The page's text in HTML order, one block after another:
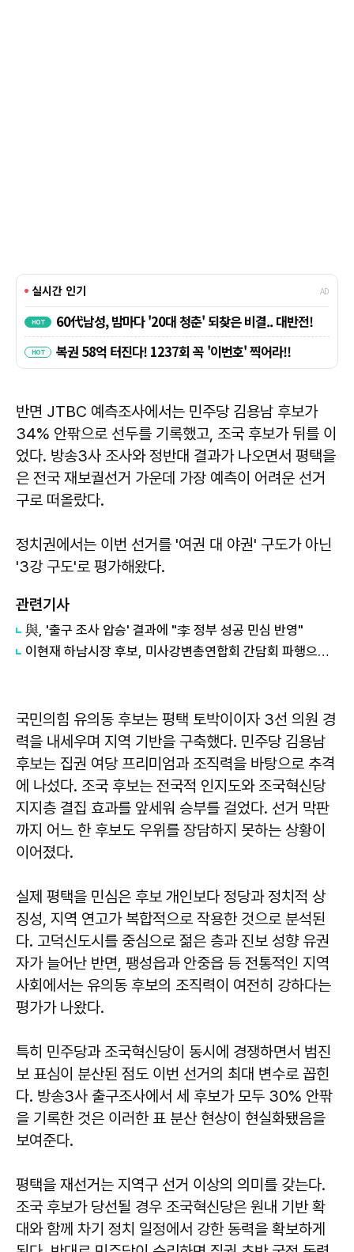
반면 JTBC 예측조사에서는 민주당 김용남 후보가
34% 안팎으로 선두를 기록했고, 조국 후보가 뒤를 이
었다. 방송3사 조사와 정반대 결과가 나오면서 평택을
은 전국 재보궐선거 가운데 가장 예측이 어려운 선거
구로 떠올랐다.
정치권에서는 이번 선거를 '여권 대 야권' 구도가 아닌
'3강 구도'로 평가해왔다.
관련기사
與, '출구 조사 압승' 결과에 "李 정부 성공 민심 반영"
이현재 하남시장 후보, 미사강변총연합회 간담회 파행으로 혼자 1시간 30분 주민 건의 청취
국민의힘 유의동 후보는 평택 토박이이자 3선 의원 경
력을 내세우며 지역 기반을 구축했다. 민주당 김용남
후보는 집권 여당 프리미엄과 조직력을 바탕으로 추격
에 나섰다. 조국 후보는 전국적 인지도와 조국혁신당
지지층 결집 효과를 앞세워 승부를 걸었다. 선거 막판
까지 어느 한 후보도 우위를 장담하지 못하는 상황이
이어졌다.
실제 평택을 민심은 후보 개인보다 정당과 정치적 상
징성, 지역 연고가 복합적으로 작용한 것으로 분석된
다. 고덕신도시를 중심으로 젊은 층과 진보 성향 유권
자가 늘어난 반면, 팽성읍과 안중읍 등 전통적인 지역
사회에서는 유의동 후보의 조직력이 여전히 강하다는
평가가 나왔다.
특히 민주당과 조국혁신당이 동시에 경쟁하면서 범진
보 표심이 분산된 점도 이번 선거의 최대 변수로 꼽힌
다. 방송3사 출구조사에서 세 후보가 모두 30% 안팎
을 기록한 것은 이러한 표 분산 현상이 현실화됐음을
보여준다.
평택을 재선거는 지역구 선거 이상의 의미를 갖는다.
조국 후보가 당선될 경우 조국혁신당은 원내 기반 확
대와 함께 차기 정치 일정에서 강한 동력을 확보하게